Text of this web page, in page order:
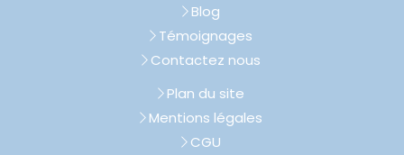
Blog
Témoignages
Contactez nous
Plan du site
Mentions légales
CGU